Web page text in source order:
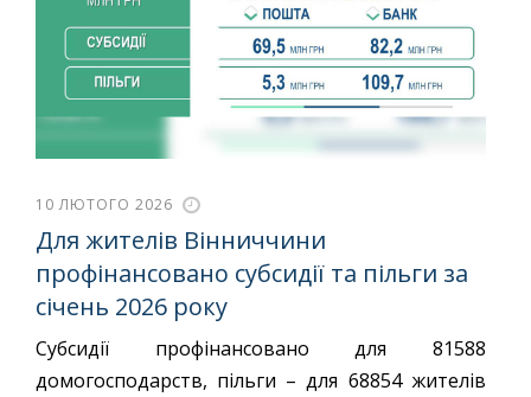
10 ЛЮТОГО 2026
Для жителів Вінниччини
профінансовано субсидії та пільги за
січень 2026 року
Субсидії профінансовано для 81588
домогосподарств, пільги – для 68854 жителів